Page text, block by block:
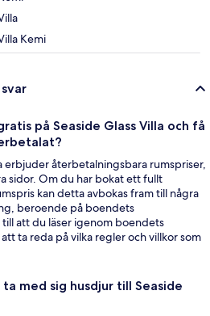
Kemi
på Seaside Glass Villa och få
erbjuder återbetalningsbara rumspriser,
sidor. Om du har bokat ett fullt
kan detta avbokas fram till några
beroende på boendets
att du läser igenom boendets
ta reda på vilka regler och villkor som
med sig husdjur till Seaside